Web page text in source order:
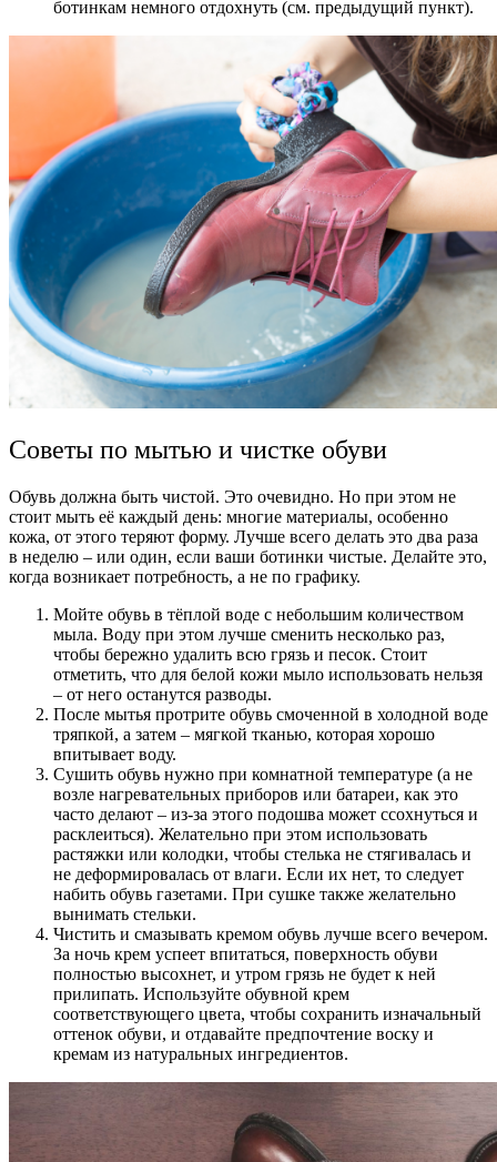
ботинкам немного отдохнуть (см. предыдущий пункт).
Советы по мытью и чистке обуви
Обувь должна быть чистой. Это очевидно. Но при этом не
стоит мыть её каждый день: многие материалы, особенно
кожа, от этого теряют форму. Лучше всего делать это два раза
в неделю – или один, если ваши ботинки чистые. Делайте это,
когда возникает потребность, а не по графику.
Мойте обувь в тёплой воде с небольшим количеством
мыла. Воду при этом лучше сменить несколько раз,
чтобы бережно удалить всю грязь и песок. Стоит
отметить, что для белой кожи мыло использовать нельзя
– от него останутся разводы.
После мытья протрите обувь смоченной в холодной воде
тряпкой, а затем – мягкой тканью, которая хорошо
впитывает воду.
Сушить обувь нужно при комнатной температуре (а не
возле нагревательных приборов или батареи, как это
часто делают – из-за этого подошва может ссохнуться и
расклеиться). Желательно при этом использовать
растяжки или колодки, чтобы стелька не стягивалась и
не деформировалась от влаги. Если их нет, то следует
набить обувь газетами. При сушке также желательно
вынимать стельки.
Чистить и смазывать кремом обувь лучше всего вечером.
За ночь крем успеет впитаться, поверхность обуви
полностью высохнет, и утром грязь не будет к ней
прилипать. Используйте обувной крем
соответствующего цвета, чтобы сохранить изначальный
оттенок обуви, и отдавайте предпочтение воску и
кремам из натуральных ингредиентов.